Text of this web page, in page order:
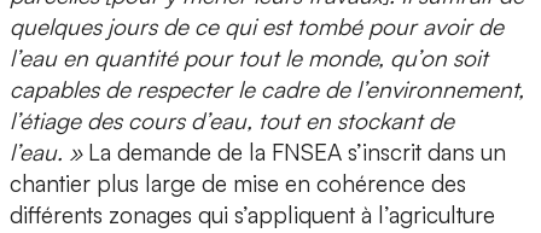
quelques jours de ce qui est tombé pour avoir de
l’eau en quantité pour tout le monde, qu’on soit
capables de respecter le cadre de l’environnement,
l’étiage des cours d’eau, tout en stockant de
l’eau. »La demande de la FNSEA s’inscrit dans un
chantier plus large de mise en cohérence des
différents zonages qui s’appliquent à l’agriculture